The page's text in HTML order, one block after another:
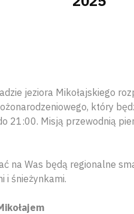
jeziora Mikołajskiego
który
21:00. Misją przewodnią
na Was będą regionalne
i śnieżynkami.